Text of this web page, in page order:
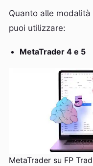
Quanto alle
puoi utilizzare:
MetaTrader 4 e 5
MetaTrader su FP